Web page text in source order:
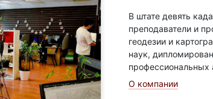
В штате девять
преподаватели и
геодезии и
наук,
профессиональных
О компании